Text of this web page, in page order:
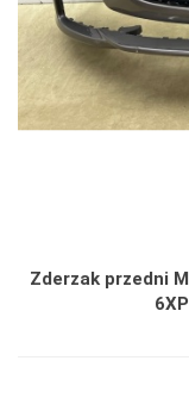
Zderzak przedni